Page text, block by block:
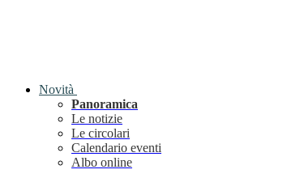
Novità
Panoramica
Le notizie
Le circolari
Calendario eventi
Albo online